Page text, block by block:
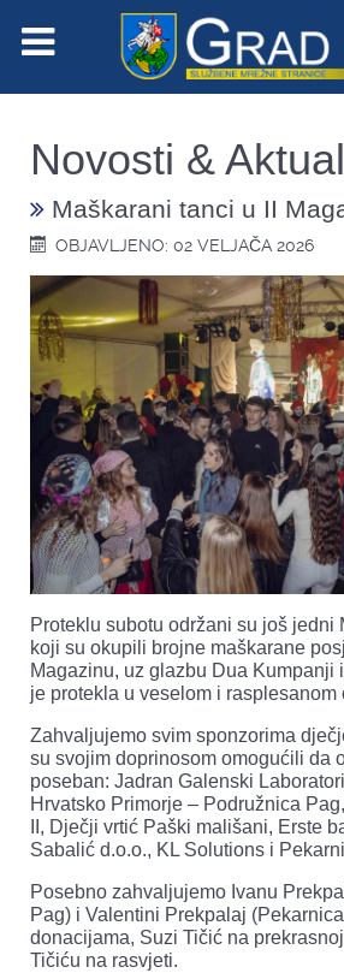
Novosti &
Maškarani tanci u II
OBJAVLJENO: 02 VELJAČA 2026
Proteklu subotu održani su još jedni
koji su okupili brojne maškarane
Magazinu, uz glazbu Dua Kumpanji
je protekla u veselom i rasplesanom
Zahvaljujemo svim sponzorima
su svojim doprinosom omogućili da
poseban: Jadran Galenski
Hrvatsko Primorje – Podružnica
II, Dječji vrtić Paški mališani, Erste
Sabalić d.o.o., KL Solutions i
Posebno zahvaljujemo Ivanu
Pag) i Valentini Prekpalaj
donacijama, Suzi Tičić na
Tičiću na rasvjeti.